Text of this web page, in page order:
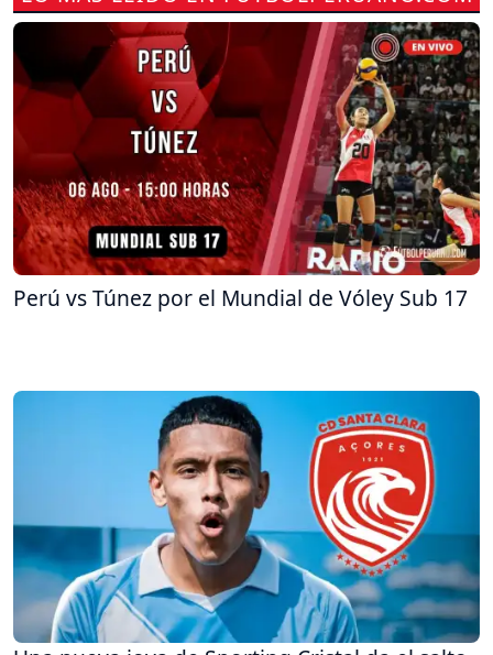
Perú vs Túnez por el Mundial de Vóley Sub 17